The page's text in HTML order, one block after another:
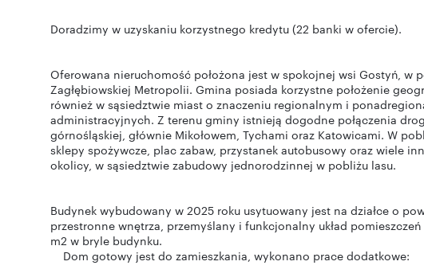
Doradzimy w uzyskaniu korzystnego kredytu (22 banki w ofercie).
Oferowana nieruchomość położona jest w spokojnej wsi Gostyń, w
Zagłębiowskiej Metropolii. Gmina posiada korzystne położenie
również w sąsiedztwie miast o znaczeniu regionalnym i
administracyjnych. Z terenu gminy istnieją dogodne połączenia
górnośląskiej, głównie Mikołowem, Tychami oraz Katowicami. W
sklepy spożywcze, plac zabaw, przystanek autobusowy oraz wiele
okolicy, w sąsiedztwie zabudowy jednorodzinnej w pobliżu lasu.
Budynek wybudowany w 2025 roku usytuowany jest na działce o
przestronne wnętrza, przemyślany i funkcjonalny układ
m2 w bryle budynku.
Dom gotowy jest do zamieszkania, wykonano prace dodatkowe: